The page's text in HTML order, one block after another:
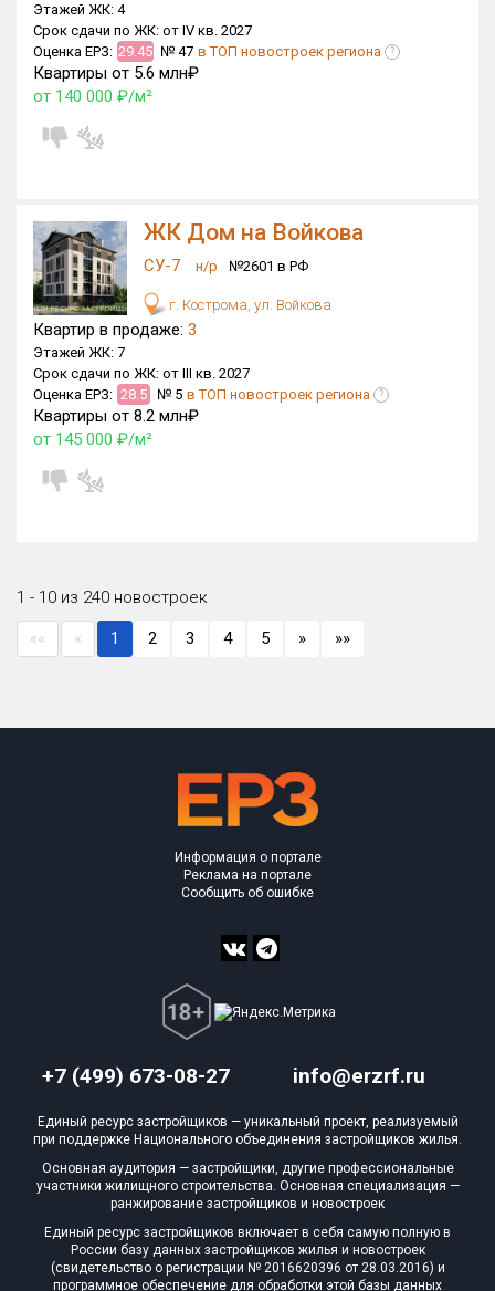
Этажей ЖК: 4
Срок сдачи по ЖК: от IV кв. 2027
Оценка ЕРЗ: 29.45 № 47 в ТОП новостроек региона ?
Квартиры от 5.6 млн₽
от 140 000 ₽/м²
ЖК Дом на Войкова
СУ-7 н/р №2601 в РФ
г. Кострома, ул. Войкова
Квартир в продаже: 3
Этажей ЖК: 7
Срок сдачи по ЖК: от III кв. 2027
Оценка ЕРЗ: 28.5 № 5 в ТОП новостроек региона ?
Квартиры от 8.2 млн₽
от 145 000 ₽/м²
1 - 10 из 240 новостроек
«« « 1 2 3 4 5 » »»
+7 (499) 673-08-27 info@erzrf.ru
Информация о портале
Реклама на портале
Сообщить об ошибке
Единый ресурс застройщиков — уникальный проект, реализуемый
при поддержке Национального объединения застройщиков жилья.
Основная аудитория — застройщики, другие профессиональные
участники жилищного строительства. Основная специализация —
ранжирование застройщиков и новостроек
Единый ресурс застройщиков включает в себя самую полную в
России базу данных застройщиков жилья и новостроек
(свидетельство о регистрации № 2016620396 от 28.03.2016) и
программное обеспечение для обработки этой базы данных